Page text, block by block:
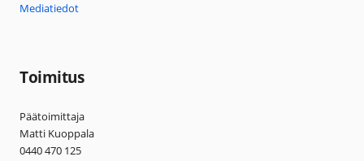
Mediatiedot
Toimitus
Päätoimittaja
Matti Kuoppala
0440 470 125